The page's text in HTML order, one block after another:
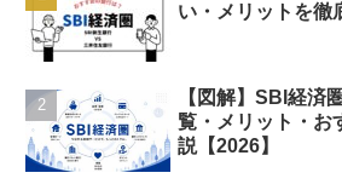
い・メリットを徹
【図解】SBI経済
覧・メリット・お
説【2026】